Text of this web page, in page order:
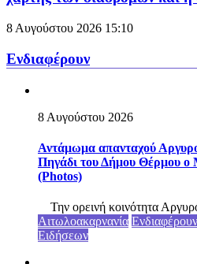
8 Αυγούστου 2026 15:10
Ενδιαφέρουν
8 Αυγούστου 2026
Αντάμωμα απανταχού
Πηγάδι του Δήμου Θέρμου ο
(Photos)
Την ορεινή κοινότητα
Αιτωλοακαρνανία Ενδιαφέρουν
Ειδήσεων